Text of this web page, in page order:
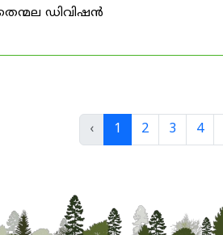
ഡിവിഷൻ
‹ 1 2 3 4